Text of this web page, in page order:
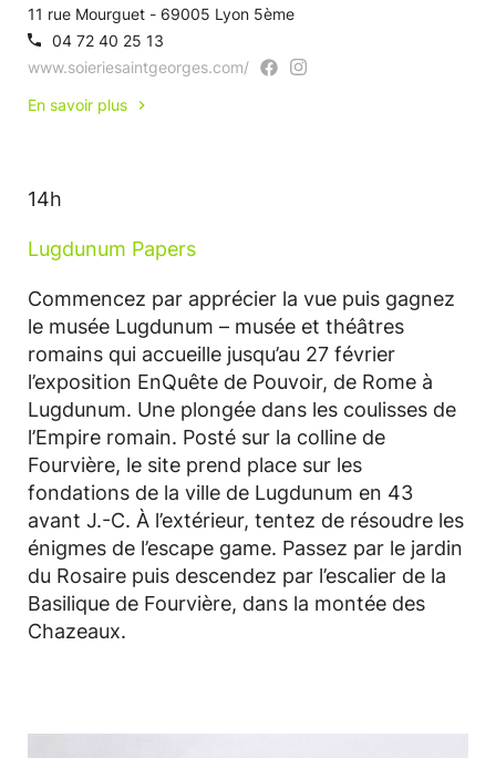
11 rue Mourguet - 69005 Lyon 5ème
04 72 40 25 13
www.soieriesaintgeorges.com/
En savoir plus
14h
Lugdunum Papers
Commencez par apprécier la vue puis gagnez
le musée Lugdunum – musée et théâtres
romains qui accueille jusqu’au 27 février
l’exposition EnQuête de Pouvoir, de Rome à
Lugdunum. Une plongée dans les coulisses de
l’Empire romain. Posté sur la colline de
Fourvière, le site prend place sur les
fondations de la ville de Lugdunum en 43
avant J.-C. À l’extérieur, tentez de résoudre les
énigmes de l’escape game. Passez par le jardin
du Rosaire puis descendez par l’escalier de la
Basilique de Fourvière, dans la montée des
Chazeaux.